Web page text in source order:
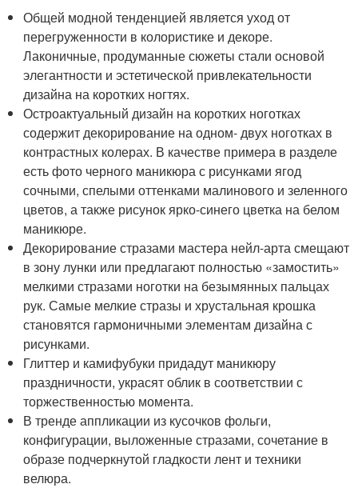
Общей модной тенденцией является уход от
перегруженности в колористике и декоре.
Лаконичные, продуманные сюжеты стали основой
элегантности и эстетической привлекательности
дизайна на коротких ногтях.
Остроактуальный дизайн на коротких ноготках
содержит декорирование на одном- двух ноготках в
контрастных колерах. В качестве примера в разделе
есть фото черного маникюра с рисунками ягод
сочными, спелыми оттенками малинового и зеленного
цветов, а также рисунок ярко-синего цветка на белом
маникюре.
Декорирование стразами мастера нейл-арта смещают
в зону лунки или предлагают полностью «замостить»
мелкими стразами ноготки на безымянных пальцах
рук. Самые мелкие стразы и хрустальная крошка
становятся гармоничными элементам дизайна с
рисунками.
Глиттер и камифубуки придадут маникюру
праздничности, украсят облик в соответствии с
торжественностью момента.
В тренде аппликации из кусочков фольги,
конфигурации, выложенные стразами, сочетание в
образе подчеркнутой гладкости лент и техники
велюра.